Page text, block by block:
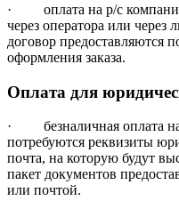
· оплата на р/с
через оператора или
договор предоставляются
оформления заказа.
Оплата для
· безналичная оплата на
потребуются реквизиты
почта, на которую будут
пакет документов
или почтой.